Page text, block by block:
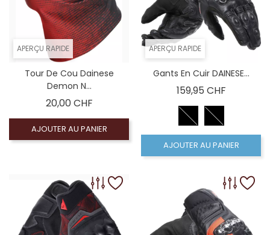
APERÇU RAPIDE
Tour De Cou Dainese
Demon N...
20,00 CHFPrix
AJOUTER AU PANIER
APERÇU RAPIDE
Gants En Cuir DAINESE...
159,95 CHFPrix
AJOUTER AU PANIER